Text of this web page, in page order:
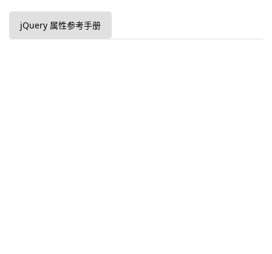
jQuery 属性参考手册